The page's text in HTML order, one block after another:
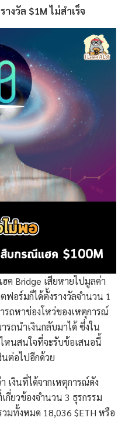
งวัล $1M ไม่สำเร็จ
ค Bridge เสียหายไปมูลค่า
อร์มก็ได้ตั้งรางวัลจำนวน 1
ถหาช่องโหว่ของเหตุการณ์
รถนำเงินกลับมาได้ ซึ่งใน
หนสนใจที่จะรับข้อเสนอนี้
นต่อไปอีกด้วย
เงินที่ได้จากเหตุการณ์ดัง
กี่ยวข้องจำนวน 3 ธุรกรรม
วมทั้งหมด 18,036 $ETH หรือ